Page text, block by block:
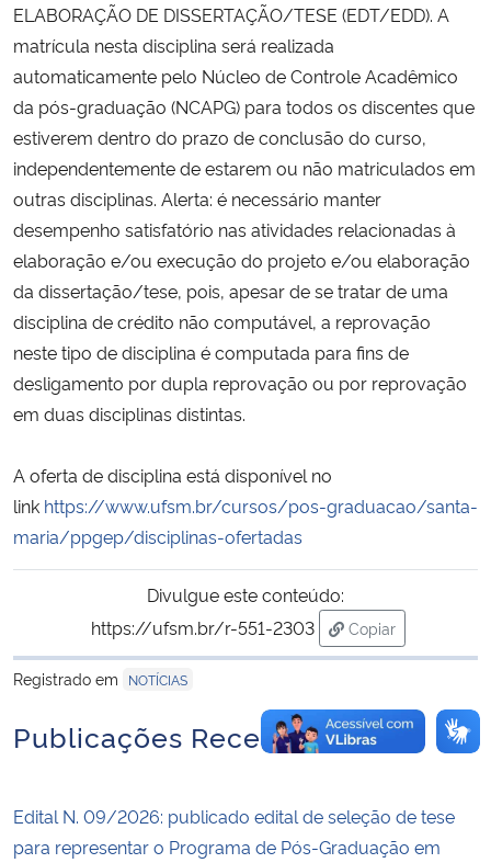
Ministério da Mulher, da Família e dos Direitos Humanos
Gabinete de Segurança Institucional
Advocacia-Geral da União
Banco Central do Brasil
Planalto
ELABORAÇÃO DE DISSERTAÇÃO/TESE (EDT/EDD). A
matrícula nesta disciplina será realizada
automaticamente pelo Núcleo de Controle Acadêmico
da pós-graduação (NCAPG) para todos os discentes que
estiverem dentro do prazo de conclusão do curso,
independentemente de estarem ou não matriculados em
outras disciplinas. Alerta: é necessário manter
desempenho satisfatório nas atividades relacionadas à
elaboração e/ou execução do projeto e/ou elaboração
da dissertação/tese, pois, apesar de se tratar de uma
disciplina de crédito não computável, a reprovação
neste tipo de disciplina é computada para fins de
desligamento por dupla reprovação ou por reprovação
em duas disciplinas distintas.
A oferta de disciplina está disponível no
link https://www.ufsm.br/cursos/pos-graduacao/santa-
maria/ppgep/disciplinas-ofertadas
Divulgue este conteúdo:
https://ufsm.br/r-551-2303
Copiar
para área de
Registrado em
NOTÍCIAS
Publicações Recentes
Edital N. 09/2026: publicado edital de seleção de tese
para representar o Programa de Pós-Graduação em